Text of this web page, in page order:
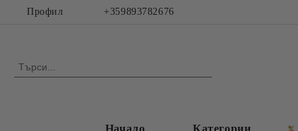
Профил +359893782676
Начало Категории